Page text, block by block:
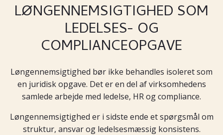
LØNGENNEMSIGTIGHED SOM
LEDELSES- OG
COMPLIANCEOPGAVE
Løngennemsigtighed bør ikke behandles isoleret som
en juridisk opgave. Det er en del af virksomhedens
samlede arbejde med ledelse, HR og compliance.
Løngennemsigtighed er i sidste ende et spørgsmål om
struktur, ansvar og ledelsesmæssig konsistens.